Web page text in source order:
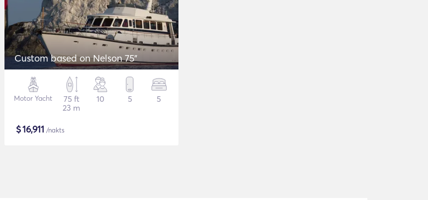
Custom based on Nelson 75"
Motor Yacht
75 ft
23 m
10 5 5
$16,911 /nakts